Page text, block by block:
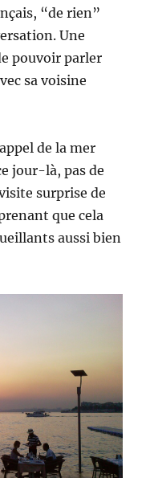
“de rien”
Une
pouvoir parler
sa voisine
de la mer
jour-là, pas de
surprise de
que cela
aussi bien